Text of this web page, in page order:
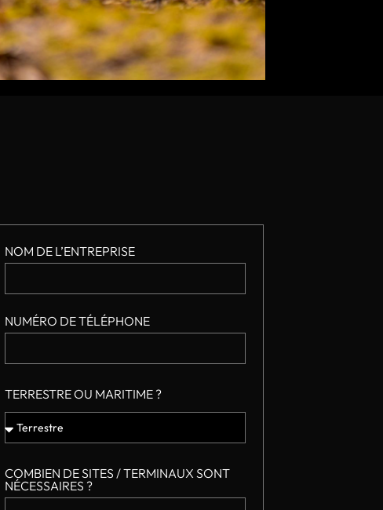
NOM DE L’ENTREPRISE
NUMÉRO DE TÉLÉPHONE
TERRESTRE OU MARITIME ?
COMBIEN DE SITES / TERMINAUX SONT
NÉCESSAIRES ?